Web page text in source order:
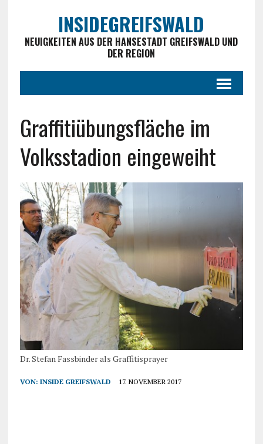
INSIDEGREIFSWALD
NEUIGKEITEN AUS DER HANSESTADT GREIFSWALD UND
DER REGION
Graffitiübungsfläche im
Volksstadion eingeweiht
Dr. Stefan Fassbinder als Graffitisprayer
VON: INSIDE GREIFSWALD 17. NOVEMBER 2017